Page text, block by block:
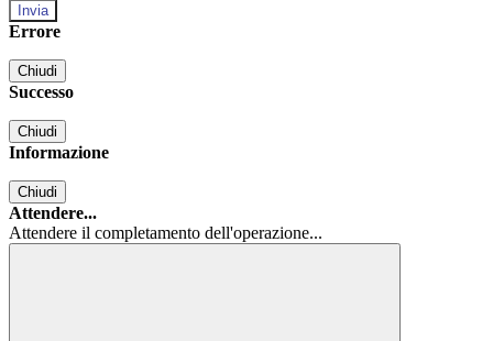
Errore
Chiudi
Successo
Chiudi
Informazione
Chiudi
Attendere...
Attendere il completamento dell'operazione...